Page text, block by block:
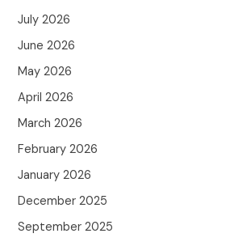
July 2026
June 2026
May 2026
April 2026
March 2026
February 2026
January 2026
December 2025
September 2025